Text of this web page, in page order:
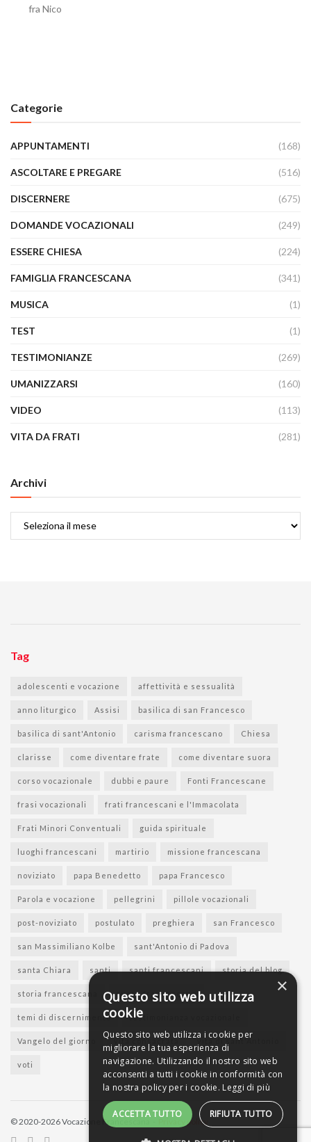
fra Nico
Categorie
APPUNTAMENTI (168)
ASCOLTARE E PREGARE (516)
DISCERNERE (675)
DOMANDE VOCAZIONALI (249)
ESSERE CHIESA (224)
FAMIGLIA FRANCESCANA (341)
MUSICA (1)
TEST (1)
TESTIMONIANZE (269)
UMANIZZARSI (160)
VIDEO (113)
VITA DA FRATI (281)
Archivi
Tag
adolescenti e vocazione affettività e sessualità
anno liturgico Assisi basilica di san Francesco
basilica di sant'Antonio carisma francescano Chiesa
clarisse come diventare frate come diventare suora
corso vocazionale dubbi e paure Fonti Francescane
frasi vocazionali frati francescani e l'Immacolata
Frati Minori Conventuali guida spirituale
luoghi francescani martirio missione francescana
noviziato papa Benedetto papa Francesco
Parola e vocazione pellegrini pillole vocazionali
post-noviziato postulato preghiera san Francesco
san Massimiliano Kolbe sant'Antonio di Padova
santa Chiara santi santi francescani storia del blog
storia francescana suore francescane
temi di discernimento testimonianza vocazionale
Vangelo del giorno vita consacrata vita di sant'Antonio
voti
© 2020-2026 Vocazione Francescana - Privacy policy
×
Questo sito web utilizza
cookie
Questo sito web utilizza i cookie per
migliorare la tua esperienza di
navigazione. Utilizzando il nostro sito web
acconsenti a tutti i cookie in conformità con
la nostra policy per i cookie. Leggi di più
ACCETTA TUTTO RIFIUTA TUTTO